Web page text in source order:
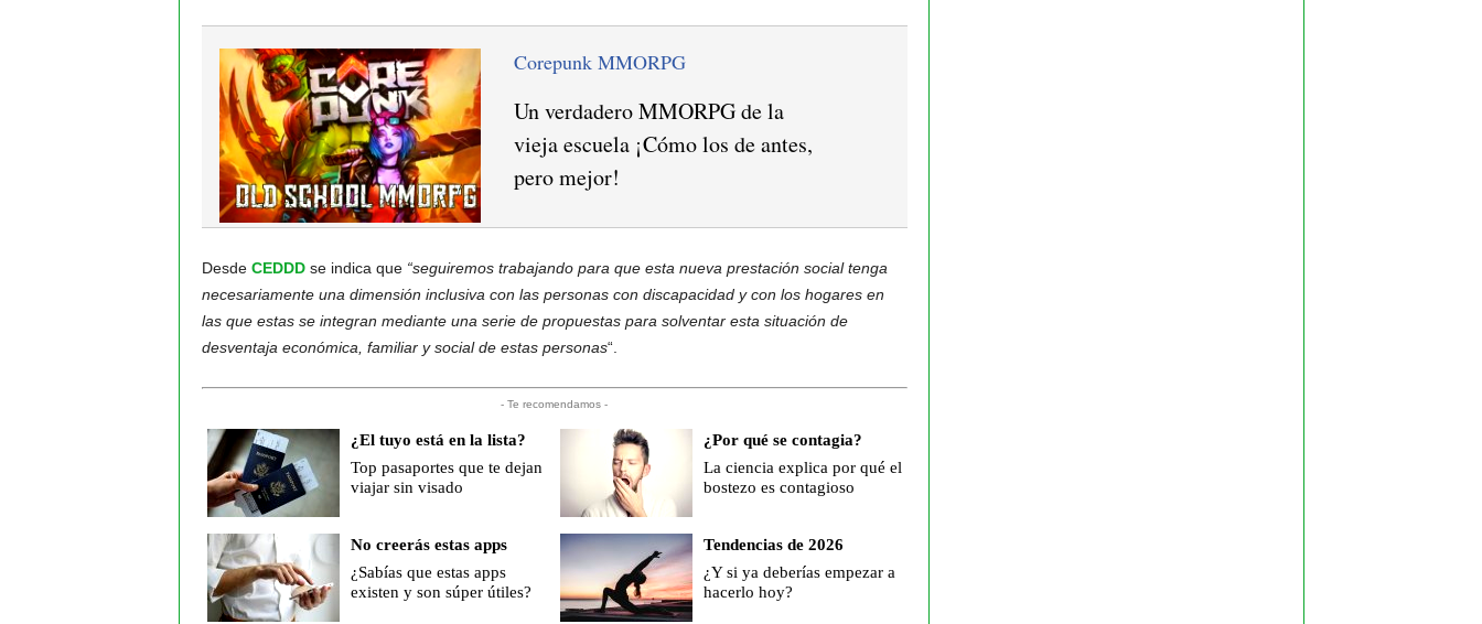
Corepunk MMORPG
Un verdadero MMORPG de la
vieja escuela ¡Cómo los de antes,
pero mejor!
Desde CEDDD se indica que “seguiremos trabajando para que esta nueva prestación social tenga
necesariamente una dimensión inclusiva con las personas con discapacidad y con los hogares en
las que estas se integran mediante una serie de propuestas para solventar esta situación de
desventaja económica, familiar y social de estas personas“.
- Te recomendamos -
¿El tuyo está en la lista?
Top pasaportes que te dejan
viajar sin visado
¿Por qué se contagia?
La ciencia explica por qué el
bostezo es contagioso
No creerás estas apps
¿Sabías que estas apps
existen y son súper útiles?
Tendencias de 2026
¿Y si ya deberías empezar a
hacerlo hoy?